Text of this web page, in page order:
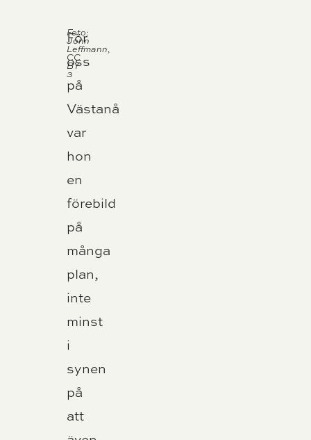
Foto:
Jonn
Leffmann,
CC
BY
3
För
oss
på
Västanå
var
hon
en
förebild
på
många
plan,
inte
minst
i
synen
på
att